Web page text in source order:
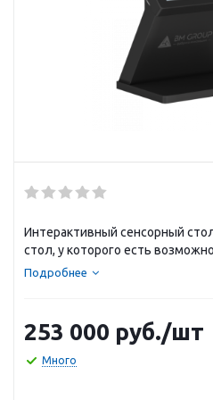
Интерактивный сенсорный
стол, у которого есть
Подробнее
253 000 руб./шт
Много